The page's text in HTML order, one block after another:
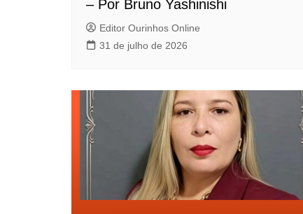
t
– Por Bruno Yashinishi
Editor Ourinhos Online
31 de julho de 2026